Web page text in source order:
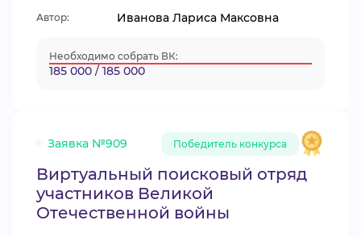
Автор: Иванова Лариса Максовна
Необходимо собрать ВК:
185 000 / 185 000
Заявка №909 Победитель конкурса
Виртуальный поисковый отряд
участников Великой
Отечественной войны